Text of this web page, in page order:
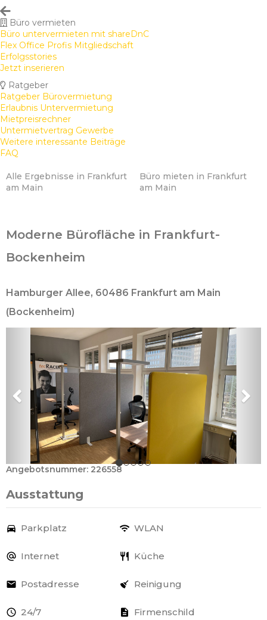
Büro vermieten
Büro untervermieten mit shareDnC
Flex Office Profis Mitgliedschaft
Erfolgsstories
Jetzt inserieren
Ratgeber
Ratgeber Bürovermietung
Erlaubnis Untervermietung
Mietpreisrechner
Untermietvertrag Gewerbe
Weitere interessante Beiträge
FAQ
Alle Ergebnisse in Frankfurt
am Main
Büro mieten in Frankfurt
am Main
Moderne Bürofläche in Frankfurt-
Bockenheim
Hamburger Allee, 60486 Frankfurt am Main
(Bockenheim)
Angebotsnummer: 226558
Ausstattung
Parkplatz WLAN
Internet Küche
Postadresse Reinigung
24/7 Firmenschild